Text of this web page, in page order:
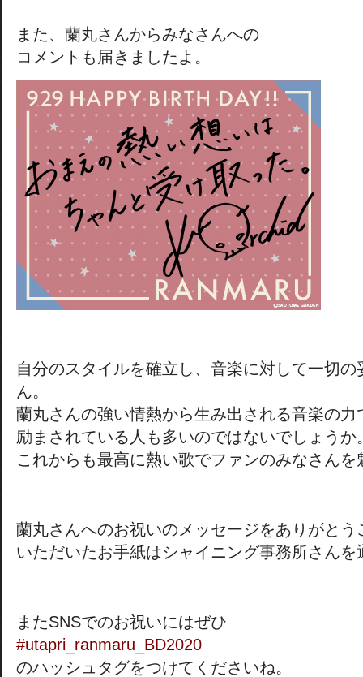
また、蘭丸さんからみなさんへの
コメントも届きましたよ。
自分のスタイルを確立し、音楽に対して一切
ん。
蘭丸さんの強い情熱から生み出される音楽の力
励まされている人も多いのではないでしょうか
これからも最高に熱い歌でファンのみなさん
蘭丸さんへのお祝いのメッセージをありがとう
いただいたお手紙はシャイニング事務所さん
またSNSでのお祝いにはぜひ
#utapri_ranmaru_BD2020
のハッシュタグをつけてくださいね。